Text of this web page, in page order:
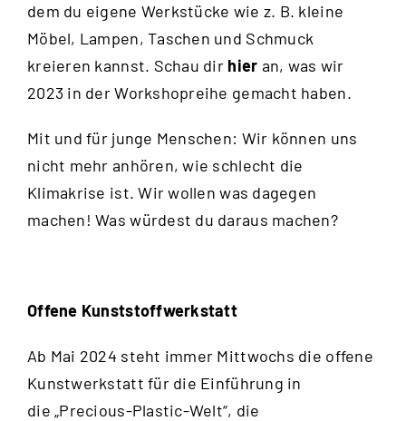
dem du eigene Werkstücke wie z. B. kleine
Möbel, Lampen, Taschen und Schmuck
kreieren kannst. Schau dir hier an, was wir
2023 in der Workshopreihe gemacht haben.
Mit und für junge Menschen: Wir können uns
nicht mehr anhören, wie schlecht die
Klimakrise ist. Wir wollen was dagegen
machen! Was würdest du daraus machen?
Offene Kunststoffwerkstatt
Ab Mai 2024 steht immer Mittwochs die offene
Kunstwerkstatt für die Einführung in
die „Precious-Plastic-Welt“, die